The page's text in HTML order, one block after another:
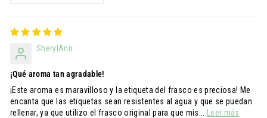
SherylAnn
¡Qué aroma tan agradable!
¡Este aroma es maravilloso y la etiqueta del frasco es preciosa! Me
encanta que las etiquetas sean resistentes al agua y que se puedan
rellenar, ya que utilizo el frasco original para que mis...
Leer más